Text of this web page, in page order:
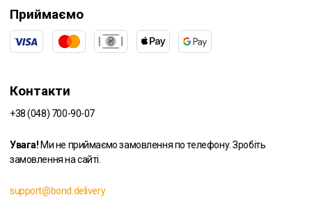
Приймаємо
Контакти
+38 (048) 700-90-07
Увага! Ми не приймаємо замовлення по телефону. Зробіть
замовлення на сайті.
support@bond.delivery